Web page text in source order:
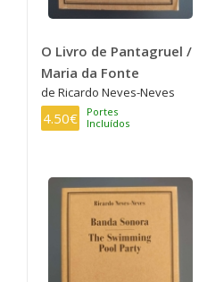
O Livro de Pantagruel /
Maria da Fonte
de Ricardo Neves-Neves
4.50€
Portes
Incluídos